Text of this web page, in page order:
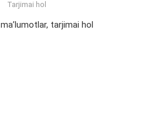
Tarjimai hol